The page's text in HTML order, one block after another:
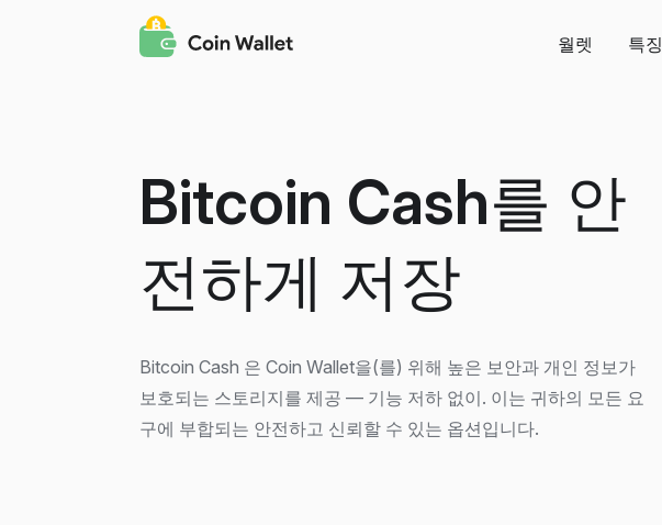
월렛 특징
Bitcoin Cash를 안
전하게 저장
Bitcoin Cash 은 Coin Wallet을(를) 위해 높은 보안과 개인 정보가
보호되는 스토리지를 제공 — 기능 저하 없이. 이는 귀하의 모든 요
구에 부합되는 안전하고 신뢰할 수 있는 옵션입니다.